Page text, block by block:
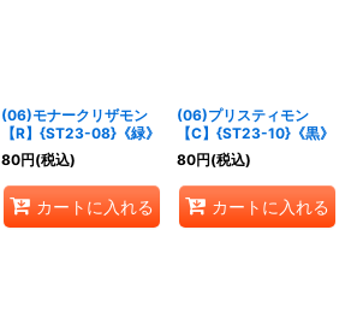
(06)モナークリザモン
【R】{ST23-08}《緑》
80円(税込)
カートに入れる
(06)プリスティモン
【C】{ST23-10}《黒》
80円(税込)
カートに入れる